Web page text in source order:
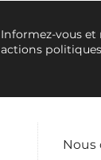
Informez-vous et
actions
Nous